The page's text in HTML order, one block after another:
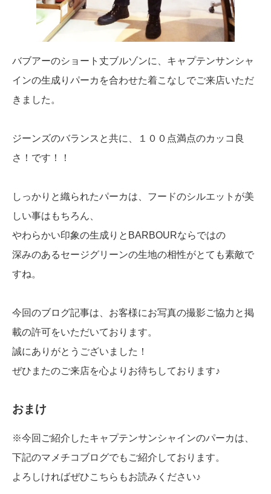
バブアーのショート丈ブルゾンに、キャプテンサンシャ
インの生成りパーカを合わせた着こなしでご来店いただ
きました。
ジーンズのバランスと共に、１００点満点のカッコ良
さ！です！！
しっかりと織られたパーカは、フードのシルエットが美
しい事はもちろん、
やわらかい印象の生成りとBARBOURならではの
深みのあるセージグリーンの生地の相性がとても素敵で
すね。
今回のブログ記事は、お客様にお写真の撮影ご協力と掲
載の許可をいただいております。
誠にありがとうございました！
ぜひまたのご来店を心よりお待ちしております♪
おまけ
※今回ご紹介したキャプテンサンシャインのパーカは、
下記のマメチコブログでもご紹介しております。
よろしければぜひこちらもお読みください♪